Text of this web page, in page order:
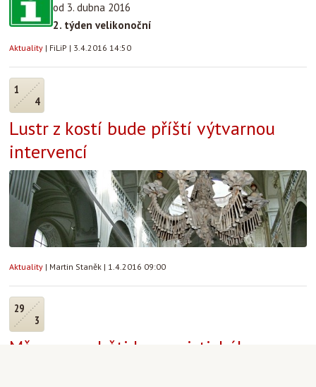
od 3. dubna 2016
2. týden velikonoční
Aktuality | FiLiP | 3.4.2016 14:50
1
4
Lustr z kostí bude příští výtvarnou
intervencí
Aktuality | Martin Staněk | 1.4.2016 09:00
29
3
Mše sv. za oběti komunistického